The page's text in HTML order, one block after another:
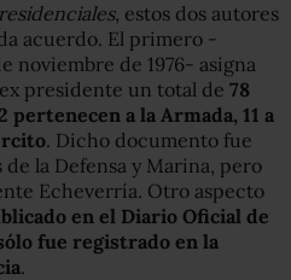
, estos dos autores
acuerdo. El primero -
noviembre de 1976- asigna
presidente un total de 78
pertenecen a la Armada, 11 a
. Dicho documento fue
la Defensa y Marina, pero
Echeverría. Otro aspecto
en el Diario Oficial de
fue registrado en la
.